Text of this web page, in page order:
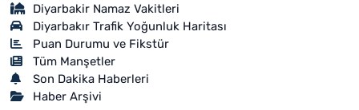
Diyarbakir Namaz Vakitleri
Diyarbakır Trafik Yoğunluk Haritası
Puan Durumu ve Fikstür
Tüm Manşetler
Son Dakika Haberleri
Haber Arşivi